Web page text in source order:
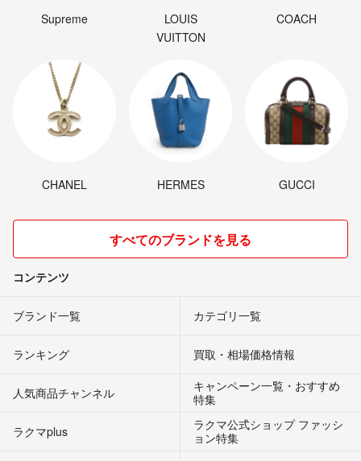
Supreme
LOUIS
VUITTON
COACH
CHANEL HERMES GUCCI
すべてのブランドを見る
コンテンツ
ブランド一覧 カテゴリ一覧
ランキング 買取・相場価格情報
人気商品チャンネル
キャンペーン一覧・おすすめ
特集
ラクマplus
ラクマ公式ショップ ファッシ
ョン特集